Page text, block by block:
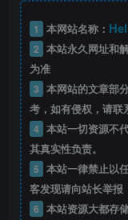
1 本网站名称：
2 本站永久网址和
为准
3 本网站的文章部
考，如有侵权，请联
4 本站一切资源不
其真实性负责。
5 本站一律禁止以
客发现请向站长举报
6 本站资源大都存